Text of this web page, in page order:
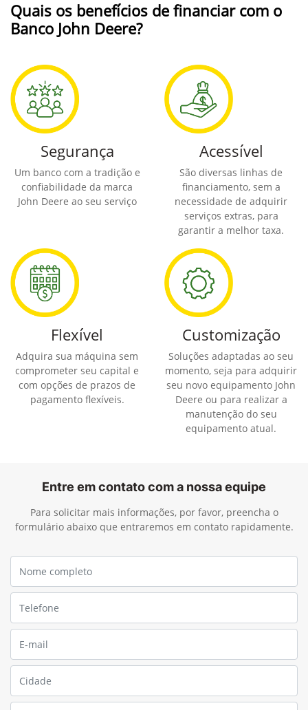
Quais os benefícios de financiar com o
Banco John Deere?
Segurança
Um banco com a tradição e
confiabilidade da marca
John Deere ao seu serviço
Acessível
São diversas linhas de
financiamento, sem a
necessidade de adquirir
serviços extras, para
garantir a melhor taxa.
Flexível
Adquira sua máquina sem
comprometer seu capital e
com opções de prazos de
pagamento flexíveis.
Customização
Soluções adaptadas ao seu
momento, seja para adquirir
seu novo equipamento John
Deere ou para realizar a
manutenção do seu
equipamento atual.
Entre em contato com a nossa equipe
Para solicitar mais informações, por favor, preencha o
formulário abaixo que entraremos em contato rapidamente.